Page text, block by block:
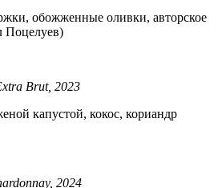
обожженные оливки, авторское
Поцелуев)
Brut, 2023
капустой, кокос, кориандр
2024